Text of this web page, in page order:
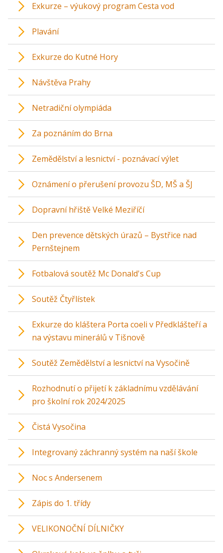
Exkurze – výukový program Cesta vod
Plavání
Exkurze do Kutné Hory
Návštěva Prahy
Netradiční olympiáda
Za poznáním do Brna
Zemědělství a lesnictví - poznávací výlet
Oznámení o přerušení provozu ŠD, MŠ a ŠJ
Dopravní hřiště Velké Meziříčí
Den prevence dětských úrazů – Bystřice nad
Pernštejnem
Fotbalová soutěž Mc Donald's Cup
Soutěž Čtyřlístek
Exkurze do kláštera Porta coeli v Předklášteří a
na výstavu minerálů v Tišnově
Soutěž Zemědělství a lesnictví na Vysočině
Rozhodnutí o přijetí k základnímu vzdělávání
pro školní rok 2024/2025
Čistá Vysočina
Integrovaný záchranný systém na naší škole
Noc s Andersenem
Zápis do 1. třídy
VELIKONOČNÍ DÍLNIČKY